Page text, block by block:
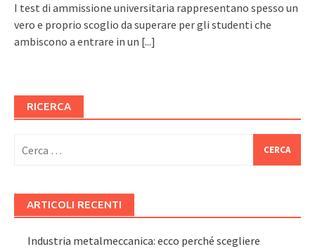
I test di ammissione universitaria rappresentano spesso un
vero e proprio scoglio da superare per gli studenti che
ambiscono a entrare in un [...]
RICERCA
per:
ARTICOLI RECENTI
Industria metalmeccanica: ecco perché scegliere